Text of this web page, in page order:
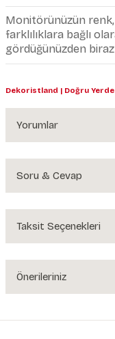
Monitörünüzün renk,
farklılıklara bağlı
gördüğünüzden
Dekoristland | Doğru
Yorumlar
Soru & Cevap
Ürün
Taksit Seçenekleri
Önerileriniz
yetersiz gördüğünüz